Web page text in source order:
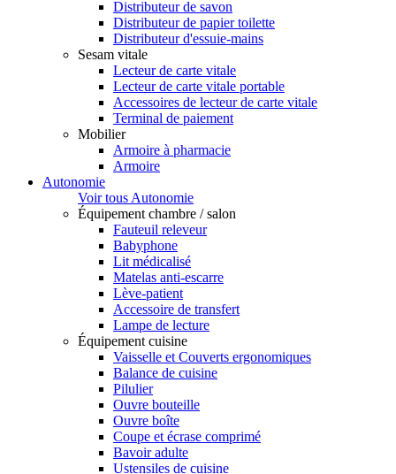
Distributeur de savon
Distributeur de papier toilette
Distributeur d'essuie-mains
Sesam vitale
Lecteur de carte vitale
Lecteur de carte vitale portable
Accessoires de lecteur de carte vitale
Terminal de paiement
Mobilier
Armoire à pharmacie
Armoire
Autonomie
Voir tous Autonomie
Équipement chambre / salon
Fauteuil releveur
Babyphone
Lit médicalisé
Matelas anti-escarre
Lève-patient
Accessoire de transfert
Lampe de lecture
Équipement cuisine
Vaisselle et Couverts ergonomiques
Balance de cuisine
Pilulier
Ouvre bouteille
Ouvre boîte
Coupe et écrase comprimé
Bavoir adulte
Ustensiles de cuisine